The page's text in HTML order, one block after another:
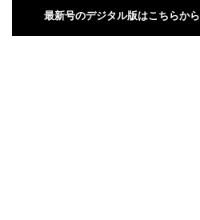
最新号のデジタル版はこちらから